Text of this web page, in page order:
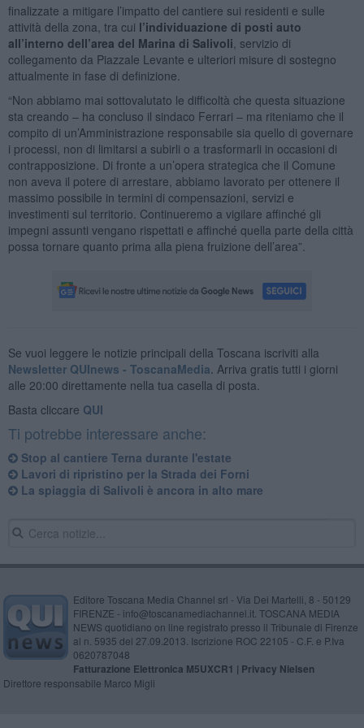
finalizzate a mitigare l’impatto del cantiere sui residenti e sulle
attività della zona, tra cui l’individuazione di posti auto
all’interno dell’area del Marina di Salivoli , servizio di
collegamento da Piazzale Levante e ulteriori misure di sostegno
attualmente in fase di definizione.
“Non abbiamo mai sottovalutato le difficoltà che questa situazione
sta creando – ha concluso il sindaco Ferrari – ma riteniamo che il
compito di un’Amministrazione responsabile sia quello di governare
i processi, non di limitarsi a subirli o a trasformarli in occasioni di
contrapposizione. Di fronte a un’opera strategica che il Comune
non aveva il potere di arrestare, abbiamo lavorato per ottenere il
massimo possibile in termini di compensazioni, servizi e
investimenti sul territorio. Continueremo a vigilare affinché gli
impegni assunti vengano rispettati e affinché quella parte della città
possa tornare quanto prima alla piena fruizione dell’area”.
Se vuoi leggere le notizie principali della Toscana iscriviti alla
Newsletter QUInews - ToscanaMedia. Arriva gratis tutti i giorni
alle 20:00 direttamente nella tua casella di posta.
Basta cliccare QUI
Ti potrebbe interessare anche:
Stop al cantiere Terna durante l'estate
Lavori di ripristino per la Strada dei Forni
La spiaggia di Salivoli è ancora in alto mare
Editore Toscana Media Channel srl - Via Dei Martelli, 8 - 50129
FIRENZE - info@toscanamediachannel.it. TOSCANA MEDIA
NEWS quotidiano on line registrato presso il Tribunale di Firenze
al n. 5935 del 27.09.2013. Iscrizione ROC 22105 - C.F. e P.Iva
0620787048
Fatturazione Elettronica M5UXCR1 | Privacy Nielsen
Direttore responsabile Marco Migli